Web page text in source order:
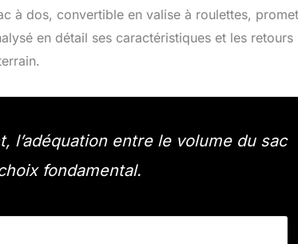
à dos, convertible en valise à roulettes,
en détail ses caractéristiques et les retours
l’adéquation entre le volume du sac
fondamental.